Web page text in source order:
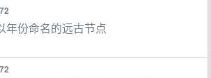
年份命名的远古节点